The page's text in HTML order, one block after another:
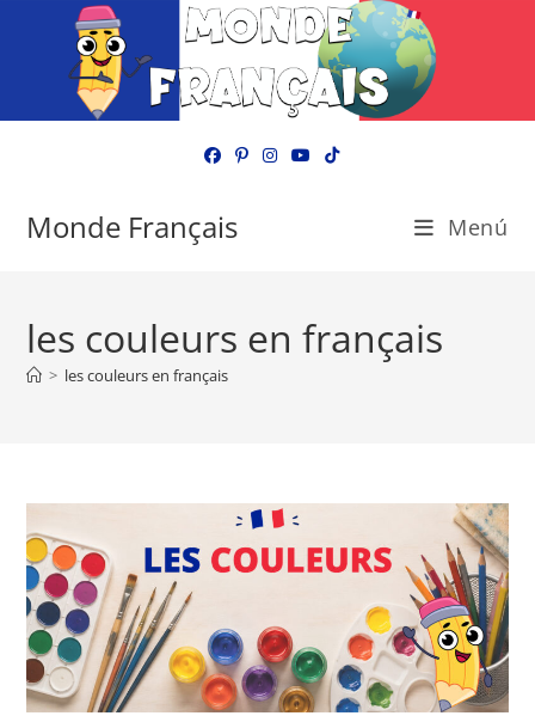
Monde Français Menú
les couleurs en français
> les couleurs en français